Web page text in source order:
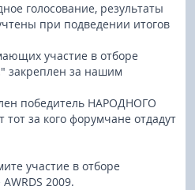
голосование, результаты
при подведении итогов
участие в отборе
закреплен за нашим
победитель НАРОДНОГО
за кого форумчане отдадут
участие в отборе
2009.